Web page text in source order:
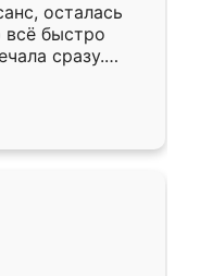
осталась
быстро
сразу.
подошёл к
Собрали
даже